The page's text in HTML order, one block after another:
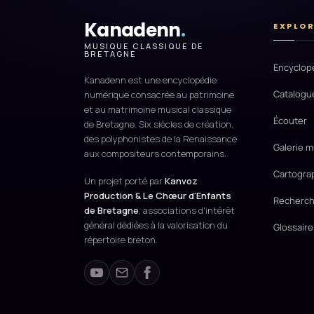
Kanadenn.
MUSIQUE CLASSIQUE DE
BRETAGNE
Kanadenn est une encyclopédie
numérique consacrée au patrimoine
et au matrimoine musical classique
de Bretagne. Six siècles de création,
des polyphonistes de la Renaissance
aux compositeurs contemporains.
Un projet porté parKanvoz
Production & Le Chœur d'Enfants
de Bretagne, associations d'intérêt
général dédiées à la valorisation du
répertoire breton.
Écouter
Galerie
Glossaire